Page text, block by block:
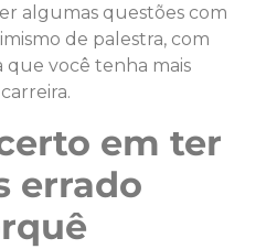
algumas questões com
de palestra, com
que você tenha mais
em ter
errado